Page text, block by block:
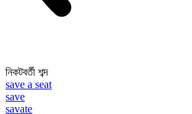
নিকটবর্তী শব্দ
save a seat
save
savate